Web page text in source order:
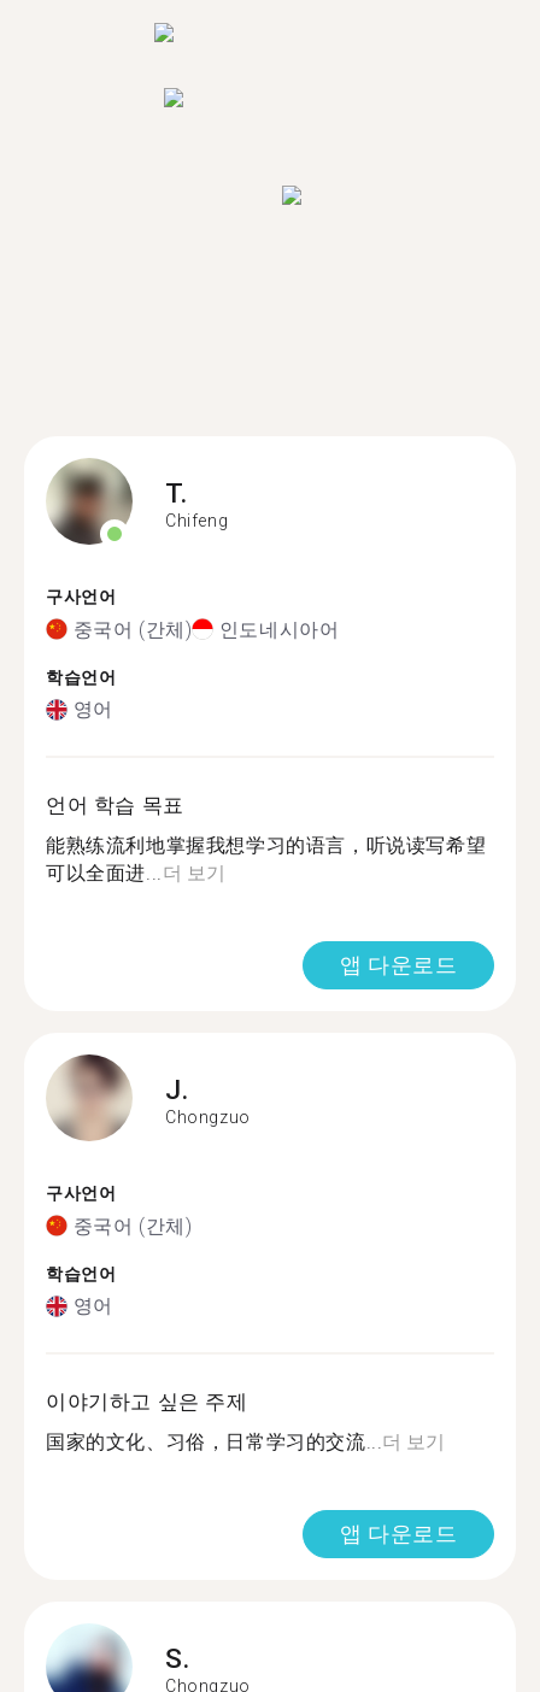
T.
Chifeng
구사언어
중국어 (간체) 인도네시아어
학습언어
영어
언어 학습 목표
能熟练流利地掌握我想学习的语言，听说读写希望
可以全面进...더 보기
앱 다운로드
J.
Chongzuo
구사언어
중국어 (간체)
학습언어
영어
이야기하고 싶은 주제
国家的文化、习俗，日常学习的交流...더 보기
앱 다운로드
S.
Chongzuo